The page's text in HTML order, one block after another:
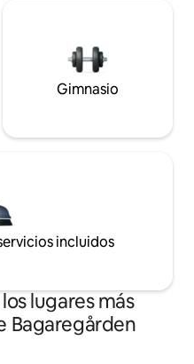
Gimnasio
incluidos
lugares más
Bagaregården